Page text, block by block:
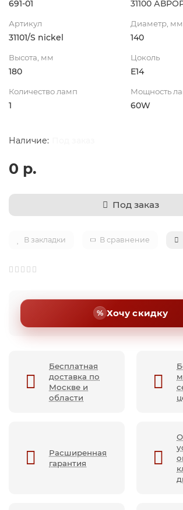
691-01 31100
Артикул
31101/S nickel
Диаметр, мм
140
Высота, мм
180
Цоколь
Е14
Количество ламп
1
Мощность
60W
0 р.
Под заказ
В закладки В сравнение
Хочу скидку
Бесплатная
доставка по
Москве и
области
Расширенная
гарантия